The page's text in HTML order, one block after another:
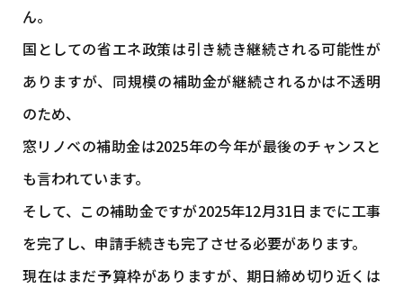
ん。
国としての省エネ政策は引き続き継続される可能性が
ありますが、同規模の補助金が継続されるかは不透明
のため、
窓リノベの補助金は2025年の今年が最後のチャンスと
も言われています。
そして、この補助金ですが2025年12月31日までに工事
を完了し、申請手続きも完了させる必要があります。
現在はまだ予算枠がありますが、期日締め切り近くは